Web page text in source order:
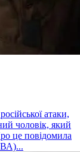
атаки,
чоловік, який
це повідомила